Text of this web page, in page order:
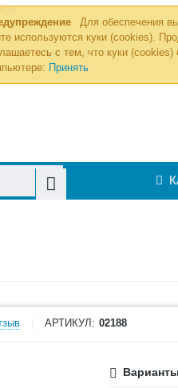
Для обеспечения
используются куки (cookies).
с тем, что куки
Принять
ИНСТРУМЕНТОВ »
АРТИКУЛ: 02188